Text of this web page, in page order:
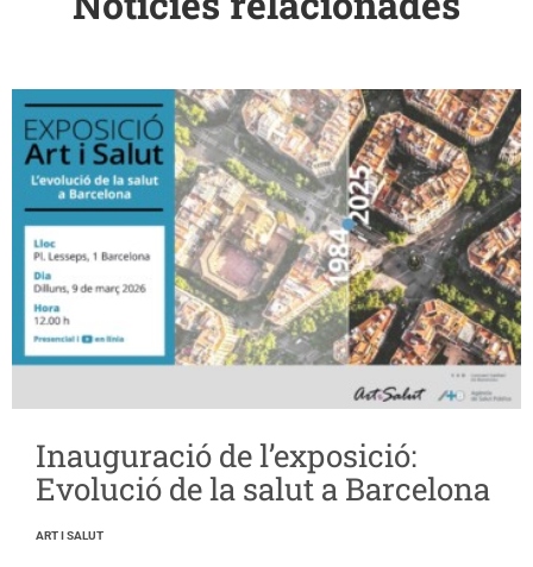
Inauguració de l’exposició:
Evolució de la salut a Barcelona
ART I SALUT